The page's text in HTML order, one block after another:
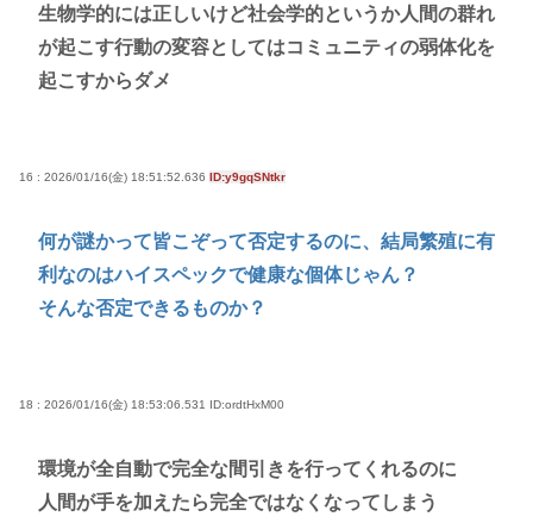
生物学的には正しいけど社会学的というか人間の群れ
が起こす行動の変容としてはコミュニティの弱体化を
起こすからダメ
16 : 2026/01/16(金) 18:51:52.636 ID:y9gqSNtkr
何が謎かって皆こぞって否定するのに、結局繁殖に有
利なのはハイスペックで健康な個体じゃん？
そんな否定できるものか？
18 : 2026/01/16(金) 18:53:06.531 ID:ordtHxM00
環境が全自動で完全な間引きを行ってくれるのに
人間が手を加えたら完全ではなくなってしまう